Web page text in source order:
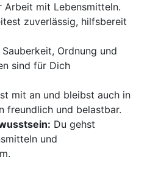
Arbeit mit Lebensmitteln.
zuverlässig, hilfsbereit
Sauberkeit, Ordnung und
sind für Dich
mit an und bleibst auch in
freundlich und belastbar.
Du gehst
und